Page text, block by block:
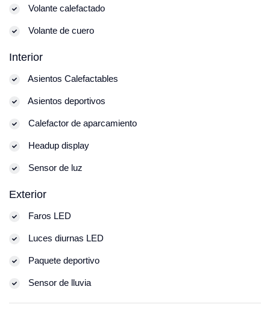
Volante calefactado
Volante de cuero
Interior
Asientos Calefactables
Asientos deportivos
Calefactor de aparcamiento
Headup display
Sensor de luz
Exterior
Faros LED
Luces diurnas LED
Paquete deportivo
Sensor de lluvia